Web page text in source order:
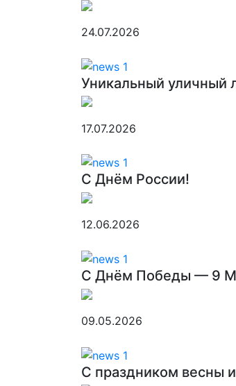
24.07.2026
Уникальный уличный
17.07.2026
С Днём России!
12.06.2026
C Днём Победы — 9
09.05.2026
C праздником весны